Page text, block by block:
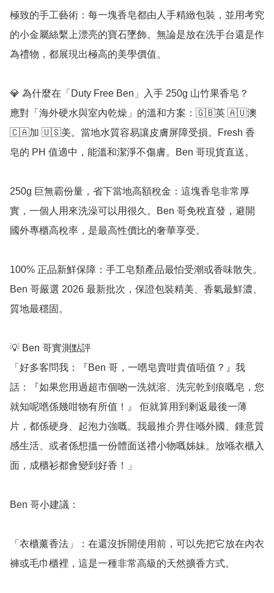
極致的手工藝術：每一塊香皂都由人手精緻包裝，並用考究
的小金屬絲繫上漂亮的寶石墜飾。無論是放在洗手台還是作
為禮物，都展現出極高的美學價值。
💎 為什麼在「Duty Free Ben」入手 250g 山竹果香皂？
應對「海外硬水與室內乾燥」的溫和方案：🇬🇧英 🇦🇺澳
🇨🇦加 🇺🇸美。當地水質容易讓皮膚屏障受損。Fresh 香
皂的 PH 值適中，能溫和潔淨不傷膚。Ben 哥現貨直送。
250g 巨無霸份量，省下當地高額稅金：這塊香皂非常厚
實，一個人用來洗澡可以用很久。Ben 哥免稅直發，避開
國外專櫃高稅率，是最高性價比的奢華享受。
100% 正品新鮮保障：手工皂類產品最怕受潮或香味散失。
Ben 哥嚴選 2026 最新批次，保證包裝精美、香氣最鮮濃、
質地最穩固。
💡 Ben 哥實測點評
「好多客問我：『Ben 哥，一嚿皂賣咁貴值唔值？』我
話：『如果您用過超市個啲一洗就溶、洗完乾到痕嘅皂，您
就知呢嚿係幾咁物有所值！』 佢就算用到剩返最後一薄
片，都係硬身、起泡力強嘅。我最推介畀住喺外國、鍾意質
感生活、或者係想搵一份體面送禮小物嘅姊妹。放喺衣櫃入
面，成櫃衫都會變到好香！」
Ben 哥小建議：
「衣櫃薰香法」：在還沒拆開使用前，可以先把它放在內衣
褲或毛巾櫃裡，這是一種非常高級的天然擴香方式。